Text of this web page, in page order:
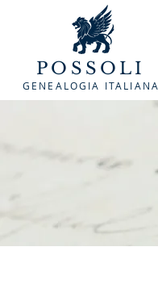
POSSOLI
GENEALOGIA ITALIANA